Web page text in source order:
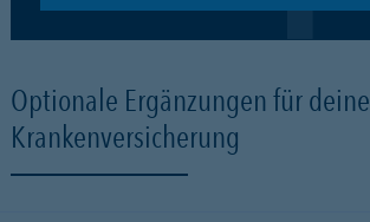
Optionale Ergänzungen für deine
Krankenversicherung